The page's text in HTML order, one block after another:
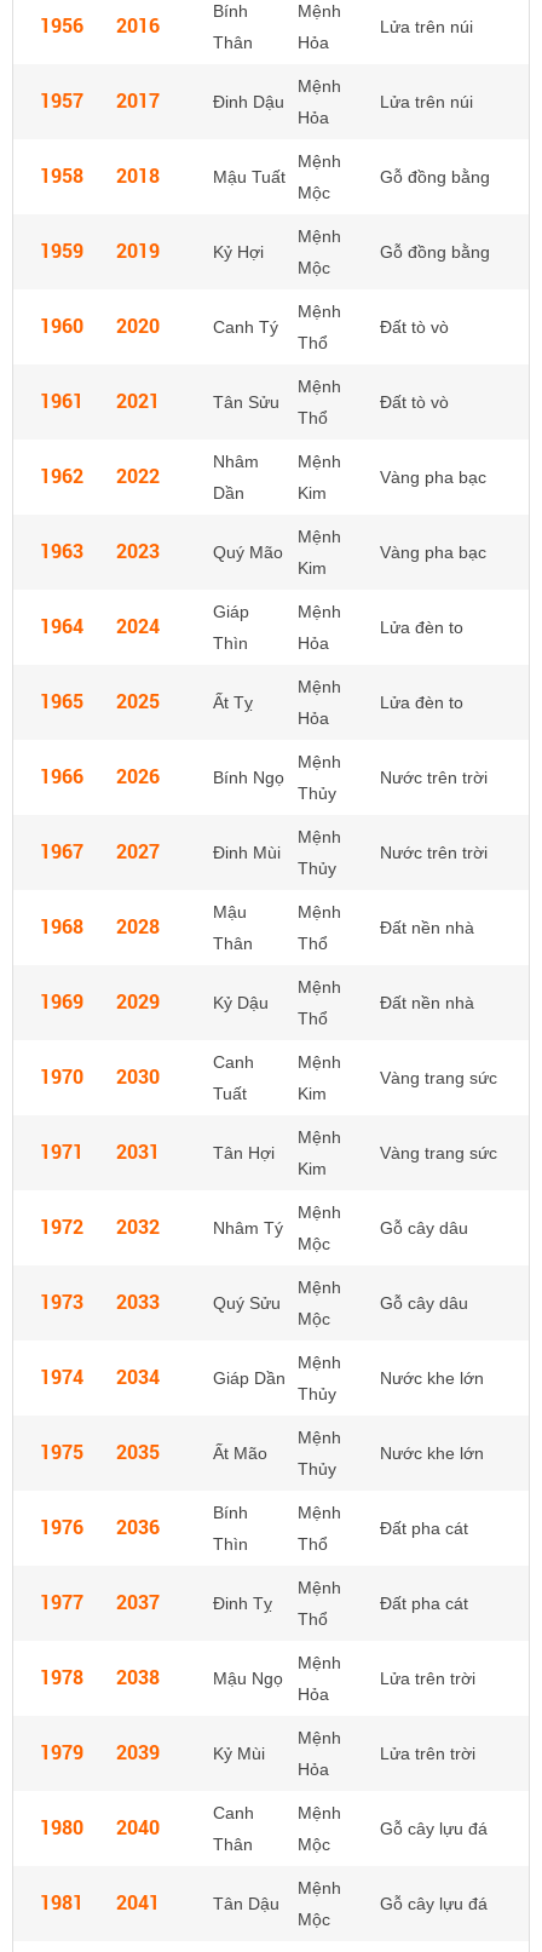
1956 2016
Bính
Thân
Mệnh
Hỏa
Lửa trên núi
1957 2017 Đinh Dậu
Mệnh
Hỏa
Lửa trên núi
1958 2018 Mậu Tuất
Mệnh
Mộc
Gỗ đồng bằng
1959 2019 Kỷ Hợi
Mệnh
Mộc
Gỗ đồng bằng
1960 2020 Canh Tý
Mệnh
Thổ
Đất tò vò
1961 2021 Tân Sửu
Mệnh
Thổ
Đất tò vò
1962 2022
Nhâm
Dần
Mệnh
Kim
Vàng pha bạc
1963 2023 Quý Mão
Mệnh
Kim
Vàng pha bạc
1964 2024
Giáp
Thìn
Mệnh
Hỏa
Lửa đèn to
1965 2025 Ất Tỵ
Mệnh
Hỏa
Lửa đèn to
1966 2026 Bính Ngọ
Mệnh
Thủy
Nước trên trời
1967 2027 Đinh Mùi
Mệnh
Thủy
Nước trên trời
1968 2028
Mậu
Thân
Mệnh
Thổ
Đất nền nhà
1969 2029 Kỷ Dậu
Mệnh
Thổ
Đất nền nhà
1970 2030
Canh
Tuất
Mệnh
Kim
Vàng trang sức
1971 2031 Tân Hợi
Mệnh
Kim
Vàng trang sức
1972 2032 Nhâm Tý
Mệnh
Mộc
Gỗ cây dâu
1973 2033 Quý Sửu
Mệnh
Mộc
Gỗ cây dâu
1974 2034 Giáp Dần
Mệnh
Thủy
Nước khe lớn
1975 2035 Ất Mão
Mệnh
Thủy
Nước khe lớn
1976 2036
Bính
Thìn
Mệnh
Thổ
Đất pha cát
1977 2037 Đinh Tỵ
Mệnh
Thổ
Đất pha cát
1978 2038 Mậu Ngọ
Mệnh
Hỏa
Lửa trên trời
1979 2039 Kỷ Mùi
Mệnh
Hỏa
Lửa trên trời
1980 2040
Canh
Thân
Mệnh
Mộc
Gỗ cây lựu đá
1981 2041 Tân Dậu
Mệnh
Mộc
Gỗ cây lựu đá